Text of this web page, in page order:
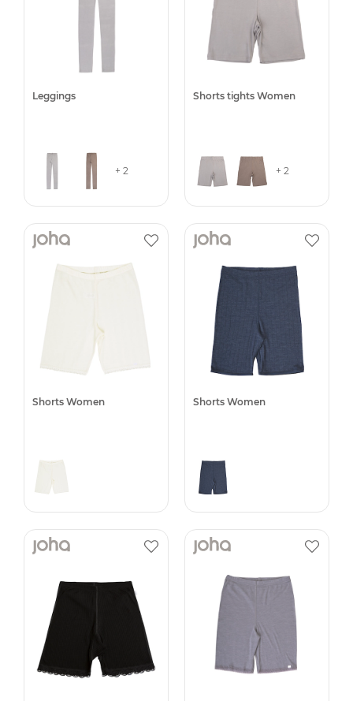
Leggings
+ 2
Shorts tights Women
+ 2
Shorts Women Shorts Women